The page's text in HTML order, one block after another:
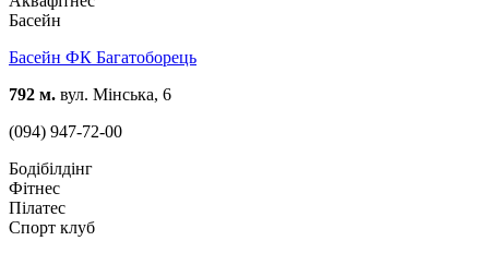
Басейн
Басейн ФК Багатоборець
792 м. вул. Мінська, 6
(094) 947-72-00
Бодібілдінг
Фітнес
Пілатес
Спорт клуб